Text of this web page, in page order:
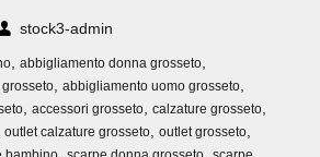
stock3-admin
, abbigliamento donna grosseto,
, abbigliamento uomo grosseto,
, accessori grosseto, calzature grosseto,
outlet calzature grosseto, outlet grosseto,